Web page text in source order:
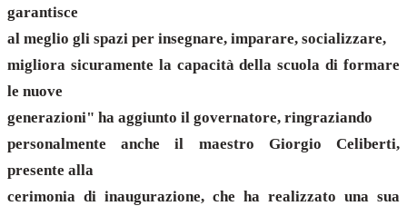
garantisce
al meglio gli spazi per insegnare, imparare, socializzare,
migliora sicuramente la capacità della scuola di formare
le nuove
generazioni" ha aggiunto il governatore, ringraziando
personalmente anche il maestro Giorgio Celiberti,
presente alla
cerimonia di inaugurazione, che ha realizzato una sua